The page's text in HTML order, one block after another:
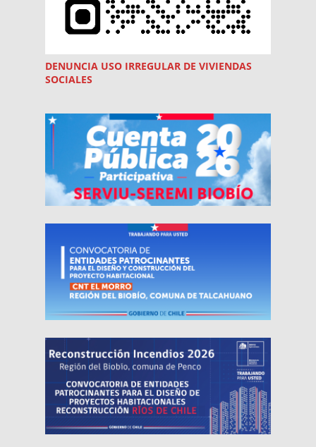
DENUNCIA USO IRREGULAR DE VIVIENDAS
SOCIALES